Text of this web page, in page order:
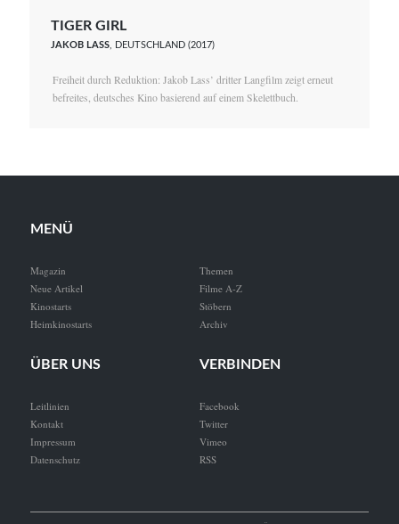
TIGER GIRL
JAKOB LASS, DEUTSCHLAND (2017)
Freiheit durch Reduktion: Jakob Lass’ dritter Langfilm zeigt erneut
befreites, deutsches Kino basierend auf einem Skelettbuch.
MENÜ
Magazin
Neue Artikel
Kinostarts
Heimkinostarts
Themen
Filme A-Z
Stöbern
Archiv
ÜBER UNS
Leitlinien
Kontakt
Impressum
Datenschutz
VERBINDEN
Facebook
Twitter
Vimeo
RSS